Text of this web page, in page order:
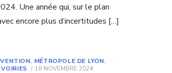
Une année qui, sur le plan
encore plus d’incertitudes […]
, MÉTROPOLE DE LYON,
VOIRIES
POSTED
18 NOVEMBRE 2024